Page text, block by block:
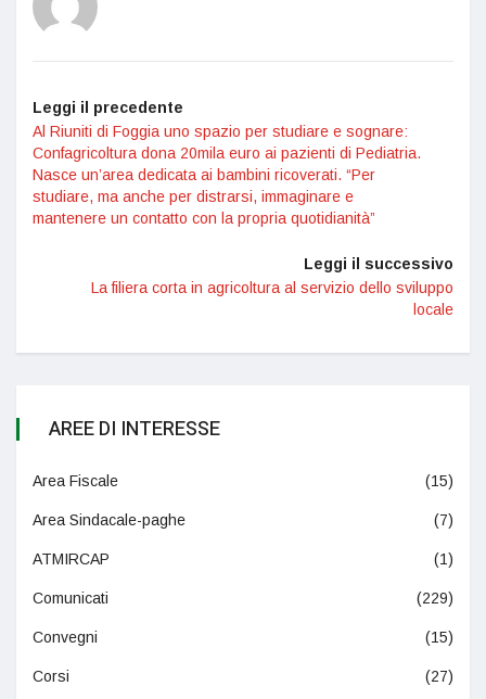
Leggi il precedente
Al Riuniti di Foggia uno spazio per studiare e sognare:
Confagricoltura dona 20mila euro ai pazienti di Pediatria.
Nasce un’area dedicata ai bambini ricoverati. “Per
studiare, ma anche per distrarsi, immaginare e
mantenere un contatto con la propria quotidianità”
Leggi il successivo
La filiera corta in agricoltura al servizio dello sviluppo
locale
AREE DI INTERESSE
Area Fiscale (15)
Area Sindacale-paghe (7)
ATMIRCAP (1)
Comunicati (229)
Convegni (15)
Corsi (27)